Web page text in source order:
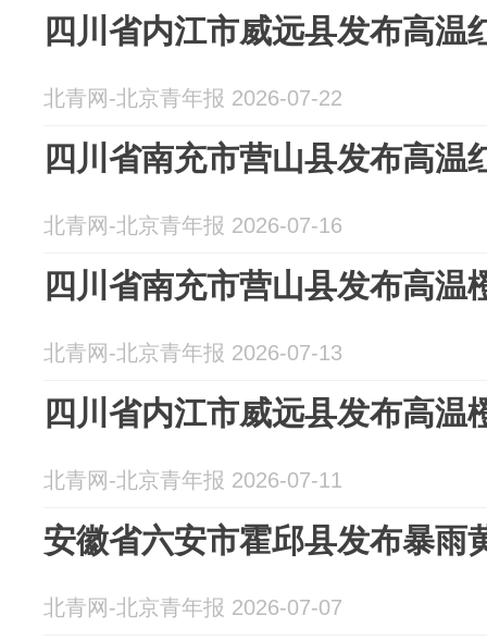
四川省内江市威远县发布高温
北青网-北京青年报 2026-07-22
四川省南充市营山县发布高温
北青网-北京青年报 2026-07-16
四川省南充市营山县发布高温
北青网-北京青年报 2026-07-13
四川省内江市威远县发布高温
北青网-北京青年报 2026-07-11
安徽省六安市霍邱县发布暴雨
北青网-北京青年报 2026-07-07